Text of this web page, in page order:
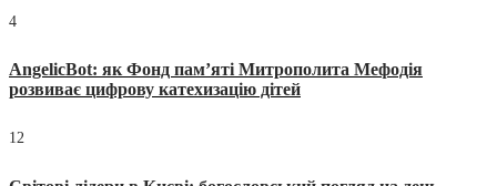
4
AngelicBot: як Фонд пам’яті Митрополита Мефодія
розвиває цифрову катехизацію дітей
12